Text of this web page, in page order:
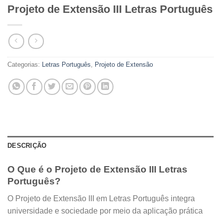
Projeto de Extensão III Letras Português
Categorias: Letras Português, Projeto de Extensão
DESCRIÇÃO
O Que é o Projeto de Extensão III Letras
Português?
O Projeto de Extensão III em Letras Português integra
universidade e sociedade por meio da aplicação prática